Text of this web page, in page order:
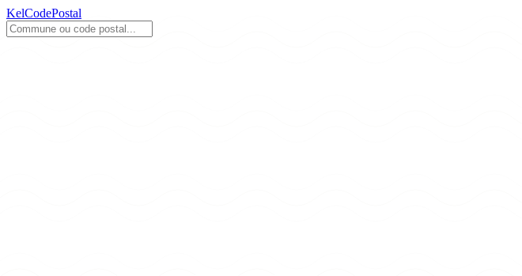
KelCodePostal